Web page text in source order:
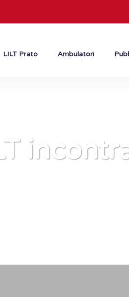
LILT Prato Ambulatori